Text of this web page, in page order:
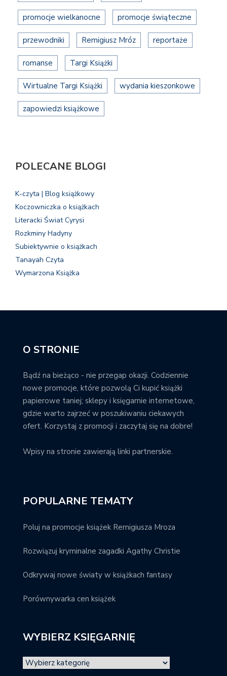
promocje wielkanocne promocje świąteczne
przewodniki Remigiusz Mróz reportaże
romanse Targi Książki
Wirtualne Targi Książki wydania kieszonkowe
zapowiedzi książkowe
POLECANE BLOGI
K-czyta | Blog książkowy
Koczowniczka o książkach
Literacki Świat Cyrysi
Rozkminy Hadyny
Subiektywnie o książkach
Tanayah Czyta
Wymarzona Książka
O STRONIE
Bądź na bieżąco - nie przegap okazji. Codziennie
nowe promocje, które pozwolą Ci kupić książki
papierowe taniej; sklepy i księgarnie internetowe,
gdzie warto zajrzeć w poszukiwaniu ciekawych
ofert. Korzystaj z promocji i zaczytaj się na dobre!
Wpisy na stronie zawierają linki partnerskie.
POPULARNE TEMATY
Poluj na promocje książek Remigiusza Mroza
Rozwiązuj kryminalne zagadki Agathy Christie
Odkrywaj nowe światy w książkach fantasy
Porównywarka cen książek
WYBIERZ KSIĘGARNIĘ